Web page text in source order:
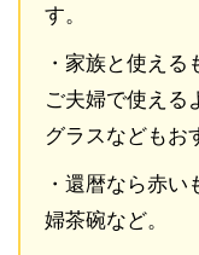
す。
・家族と使える
ご夫婦で使える
グラスなどもお
・還暦なら赤
婦茶碗など。